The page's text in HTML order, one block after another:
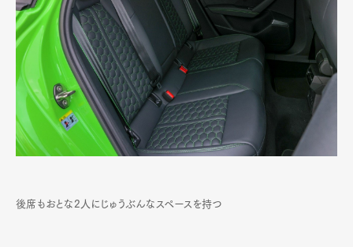
後席もおとな2人にじゅうぶんなスペースを持つ